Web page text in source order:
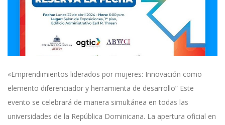
«Emprendimientos liderados por mujeres: Innovación como
elemento diferenciador y herramienta de desarrollo” Este
evento se celebrará de manera simultánea en todas las
universidades de la República Dominicana. La apertura oficial en